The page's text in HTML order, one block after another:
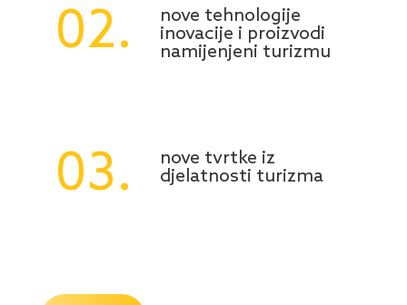
02.
nove tehnologije
inovacije i proizvodi
namijenjeni turizmu
03.
nove tvrtke iz
djelatnosti turizma